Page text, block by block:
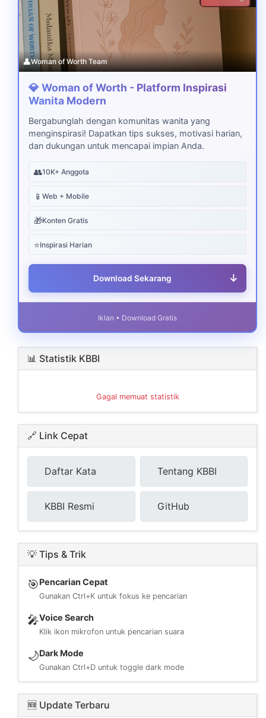
👤Woman of Worth Team
💎 Woman of Worth - Platform Inspirasi
Wanita Modern
Bergabunglah dengan komunitas wanita yang
menginspirasi! Dapatkan tips sukses, motivasi harian,
dan dukungan untuk mencapai impian Anda.
👥10K+ Anggota
📱 Web + Mobile
🎁Konten Gratis
⭐Inspirasi Harian
Download Sekarang ↓
Iklan • Download Gratis
📊 Statistik KBBI
Gagal memuat statistik
🔗 Link Cepat
Daftar Kata Tentang KBBI
KBBI Resmi GitHub
💡 Tips & Trik
🎯Pencarian Cepat
Gunakan Ctrl+K untuk fokus ke pencarian
🎤Voice Search
Klik ikon mikrofon untuk pencarian suara
🌙Dark Mode
Gunakan Ctrl+D untuk toggle dark mode
🆕 Update Terbaru